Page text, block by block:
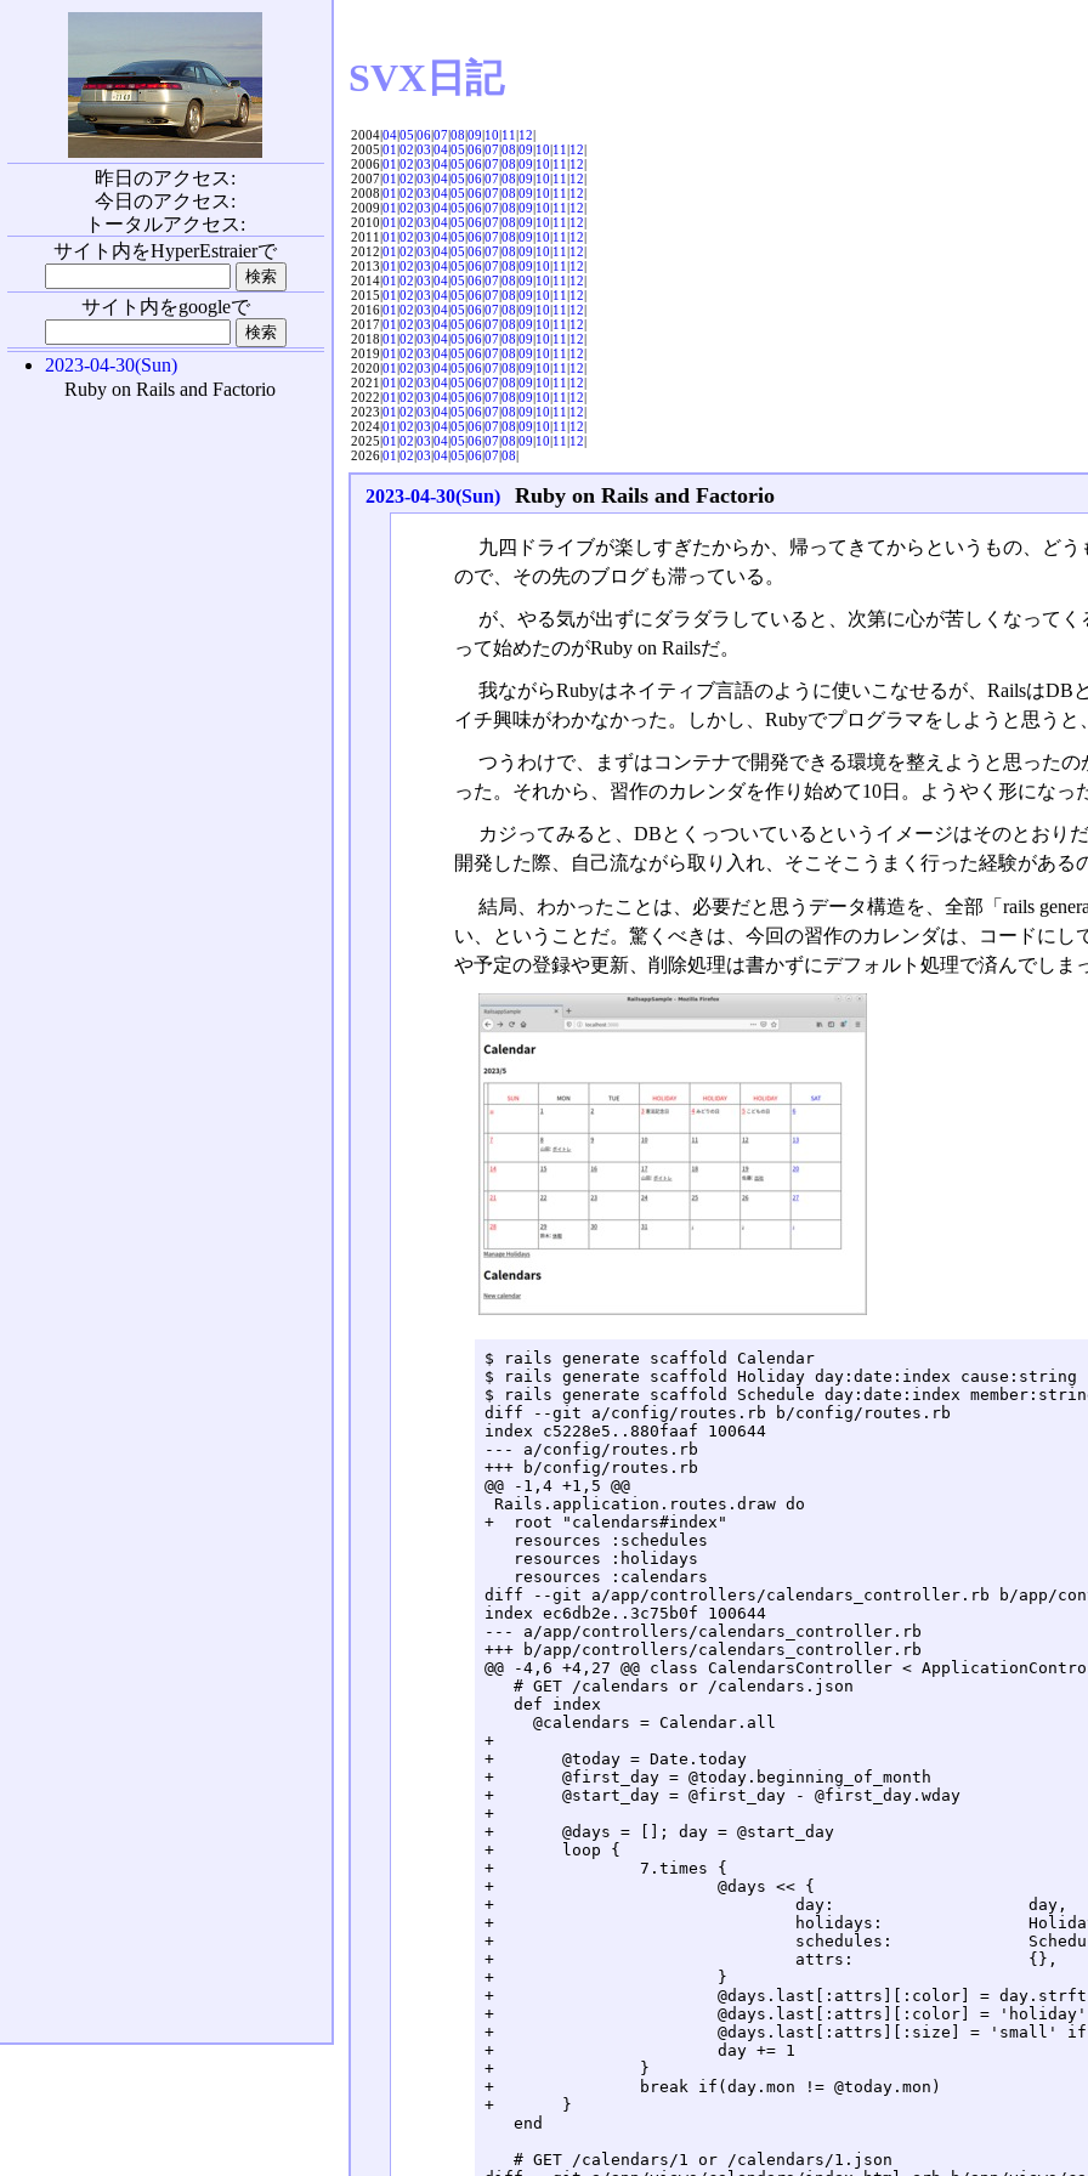
SVX日記
2004|04|05|06|07|08|09|10|11|12|
2005|01|02|03|04|05|06|07|08|09|10|11|12|
2006|01|02|03|04|05|06|07|08|09|10|11|12|
2007|01|02|03|04|05|06|07|08|09|10|11|12|
2008|01|02|03|04|05|06|07|08|09|10|11|12|
2009|01|02|03|04|05|06|07|08|09|10|11|12|
2010|01|02|03|04|05|06|07|08|09|10|11|12|
2011|01|02|03|04|05|06|07|08|09|10|11|12|
2012|01|02|03|04|05|06|07|08|09|10|11|12|
2013|01|02|03|04|05|06|07|08|09|10|11|12|
2014|01|02|03|04|05|06|07|08|09|10|11|12|
2015|01|02|03|04|05|06|07|08|09|10|11|12|
2016|01|02|03|04|05|06|07|08|09|10|11|12|
2017|01|02|03|04|05|06|07|08|09|10|11|12|
2018|01|02|03|04|05|06|07|08|09|10|11|12|
2019|01|02|03|04|05|06|07|08|09|10|11|12|
2020|01|02|03|04|05|06|07|08|09|10|11|12|
2021|01|02|03|04|05|06|07|08|09|10|11|12|
2022|01|02|03|04|05|06|07|08|09|10|11|12|
2023|01|02|03|04|05|06|07|08|09|10|11|12|
2024|01|02|03|04|05|06|07|08|09|10|11|12|
2025|01|02|03|04|05|06|07|08|09|10|11|12|
2026|01|02|03|04|05|06|07|08|
2023-04-30(Sun) Ruby on Rails and Factorio
九四ドライブが楽しすぎたからか、帰ってきてからというもの、ど
ので、その先のブログも滞っている。
が、やる気が出ずにダラダラしていると、次第に心が苦しくなって
って始めたのがRuby on Railsだ。
我ながらRubyはネイティブ言語のように使いこなせるが、Railsは
イチ興味がわかなかった。しかし、Rubyでプログラマをしようと思うと
つうわけで、まずはコンテナで開発できる環境を整えようと思った
った。それから、習作のカレンダを作り始めて10日。ようやく形になっ
カジってみると、DBとくっついているというイメージはそのとおり
開発した際、自己流ながら取り入れ、そこそこうまく行った経験がある
結局、わかったことは、必要だと思うデータ構造を、全部「rails
い、ということだ。驚くべきは、今回の習作のカレンダは、コードに
や予定の登録や更新、削除処理は書かずにデフォルト処理で済んでしま
$ rails generate scaffold Calendar
$ rails generate scaffold Holiday day:date:index cause:string
$ rails generate scaffold Schedule day:date:index
diff --git a/config/routes.rb b/config/routes.rb
index c5228e5..880faaf 100644
--- a/config/routes.rb
+++ b/config/routes.rb
@@ -1,4 +1,5 @@
Rails.application.routes.draw do
+  root "calendars#index"
   resources :schedules
   resources :holidays
   resources :calendars
diff --git a/app/controllers/calendars_controller.rb b/app/
index ec6db2e..3c75b0f 100644
--- a/app/controllers/calendars_controller.rb
+++ b/app/controllers/calendars_controller.rb
@@ -4,6 +4,27 @@ class CalendarsController <
   # GET /calendars or /calendars.json
   def index
     @calendars = Calendar.all
+
+	@today = Date.today
+	@first_day = @today.beginning_of_month
+	@start_day = @first_day - @first_day.wday
+
+	@days = []; day = @start_day
+	loop {
+		7.times {
+			@days << {
+				day:			day,
+				holidays:		Holiday.where(day: day),
+				schedules:		Schedule.where(day: day),
+				attrs:			{},
+			}
+			@days.last[:attrs][:color] = day.strftime('%a').downcase
+			@days.last[:attrs][:color] = 'holiday' if(@days.last[:holidays].size > 0)
+			@days.last[:attrs][:size] = 'small' if(day.mon != @today.mon)
+			day += 1
+		}
+		break if(day.mon != @today.mon)
+	}
   end
   # GET /calendars/1 or /calendars/1.json
昨日のアクセス:
今日のアクセス:
トータルアクセス:
サイト内をHyperEstraierで
サイト内をgoogleで
2023-04-30(Sun)
Ruby on Rails and Factorio